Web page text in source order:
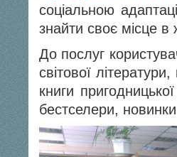
соціальною
знайти своє місце в
До послуг
світової
книги
бестселери,